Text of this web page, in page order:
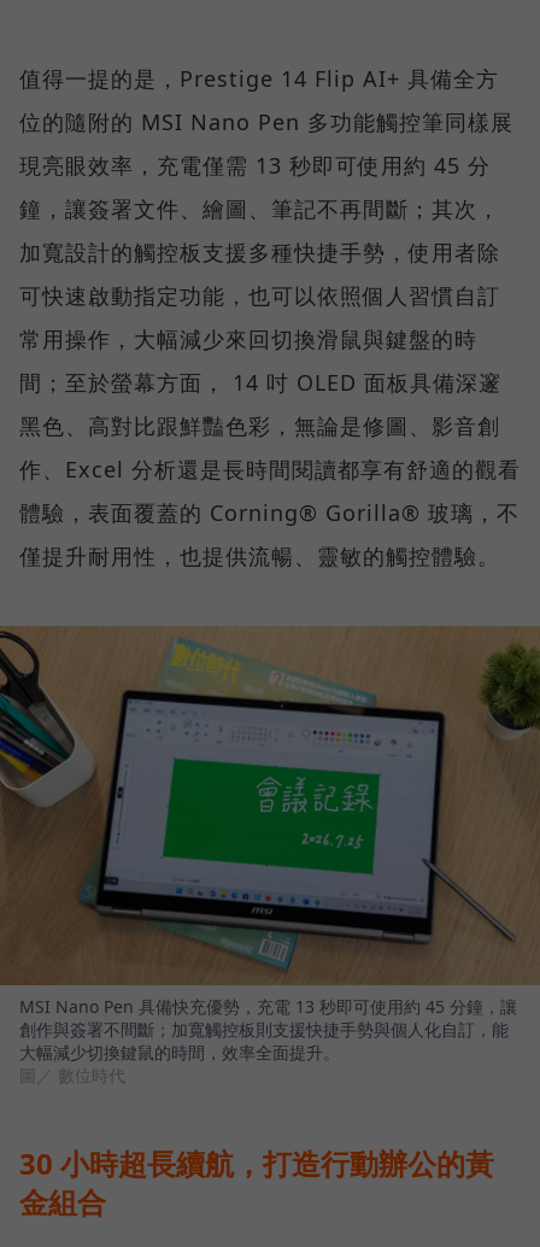
值得一提的是，Prestige 14 Flip AI+ 具備全方
位的隨附的 MSI Nano Pen 多功能觸控筆同樣展
現亮眼效率，充電僅需 13 秒即可使用約 45 分
鐘，讓簽署文件、繪圖、筆記不再間斷；其次，
加寬設計的觸控板支援多種快捷手勢，使用者除
可快速啟動指定功能，也可以依照個人習慣自訂
常用操作，大幅減少來回切換滑鼠與鍵盤的時
間；至於螢幕方面， 14 吋 OLED 面板具備深邃
黑色、高對比跟鮮豔色彩，無論是修圖、影音創
作、Excel 分析還是長時間閱讀都享有舒適的觀看
體驗，表面覆蓋的 Corning® Gorilla® 玻璃，不
僅提升耐用性，也提供流暢、靈敏的觸控體驗。
MSI Nano Pen 具備快充優勢，充電 13 秒即可使用約 45 分鐘，讓
創作與簽署不間斷；加寬觸控板則支援快捷手勢與個人化自訂，能
大幅減少切換鍵鼠的時間，效率全面提升。
圖／ 數位時代
30 小時超長續航，打造行動辦公的黃
金組合